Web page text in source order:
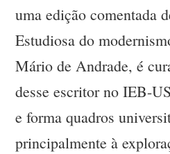
uma edição comentada
Estudiosa do
Mário de Andrade, é
desse escritor no IEB-
e forma quadros
principalmente à